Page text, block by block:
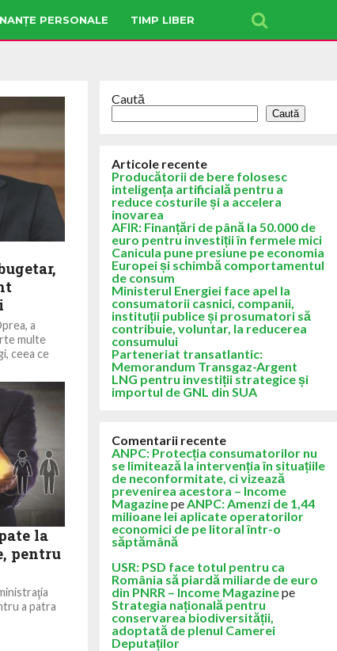
PERSONALE TIMP LIBER
a
multe
ceea ce
la
pentru
a patra
Caută
Caută
Articole recente
Producătorii de bere folosesc
inteligența artificială pentru a
reduce costurile și a accelera
inovarea
AFIR: Finanțări de până la 50.000 de
euro pentru investiții în fermele mici
Canicula pune presiune pe economia
Europei și schimbă comportamentul
de consum
Ministerul Energiei face apel la
consumatorii casnici, companii,
instituții publice și prosumatori să
contribuie, voluntar, la reducerea
consumului
Parteneriat transatlantic:
Memorandum Transgaz-Argent
LNG pentru investiții strategice și
importul de GNL din SUA
Comentarii recente
ANPC: Protecția consumatorilor nu
se limitează la intervenția în situațiile
de neconformitate, ci vizează
prevenirea acestora – Income
MagazinepeANPC: Amenzi de 1,44
milioane lei aplicate operatorilor
economici de pe litoral într-o
săptămână
USR: PSD face totul pentru ca
România să piardă miliarde de euro
din PNRR – Income Magazinepe
Strategia națională pentru
conservarea biodiversității,
adoptată de plenul Camerei
Deputaților